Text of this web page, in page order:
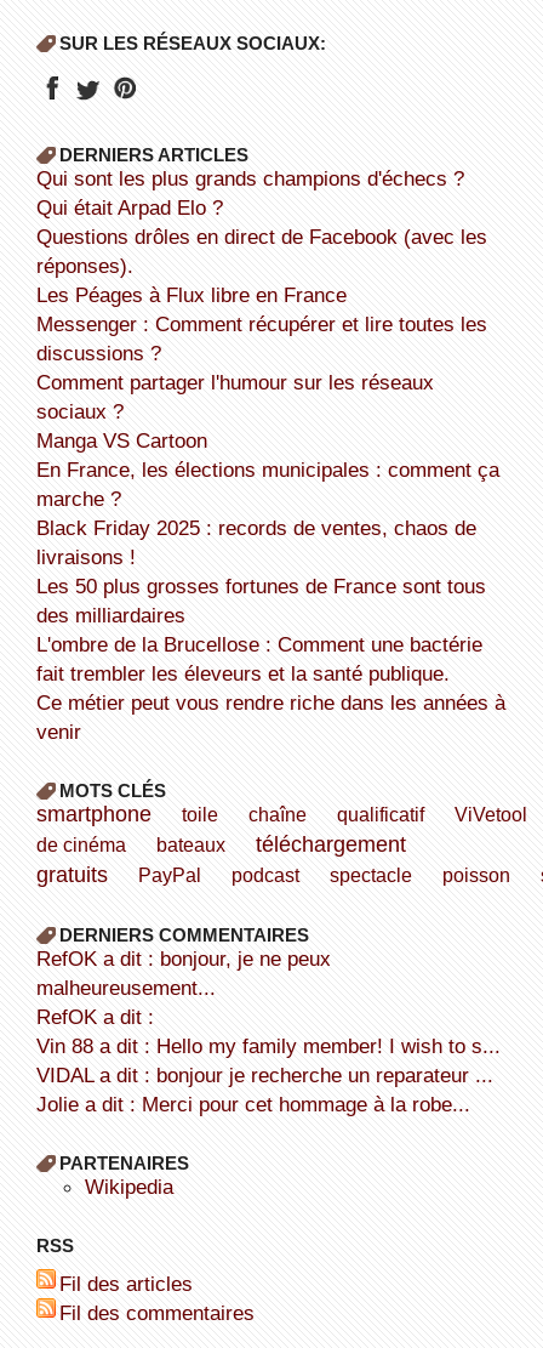
SUR LES RÉSEAUX SOCIAUX:
DERNIERS ARTICLES
Qui sont les plus grands champions d'échecs ?
Qui était Arpad Elo ?
Questions drôles en direct de Facebook (avec les
réponses).
Les Péages à Flux libre en France
Messenger : Comment récupérer et lire toutes les
discussions ?
Comment partager l'humour sur les réseaux
sociaux ?
Manga VS Cartoon
En France, les élections municipales : comment ça
marche ?
Black Friday 2025 : records de ventes, chaos de
livraisons !
Les 50 plus grosses fortunes de France sont tous
des milliardaires
L'ombre de la Brucellose : Comment une bactérie
fait trembler les éleveurs et la santé publique.
Ce métier peut vous rendre riche dans les années à
venir
MOTS CLÉS
smartphone toile chaîne qualificatif
ViVetool
de cinéma
bateaux
téléchargement
gratuits
PayPal podcast spectacle poisson
DERNIERS COMMENTAIRES
refOK a dit : bonjour, je ne peux
malheureusement...
refOK a dit :
Vin 88 a dit : Hello my family member! I wish to s...
VIDAL a dit : bonjour je recherche un reparateur ...
Jolie a dit : Merci pour cet hommage à la robe...
PARTENAIRES
wikipedia
RSS
Fil des articles
Fil des commentaires